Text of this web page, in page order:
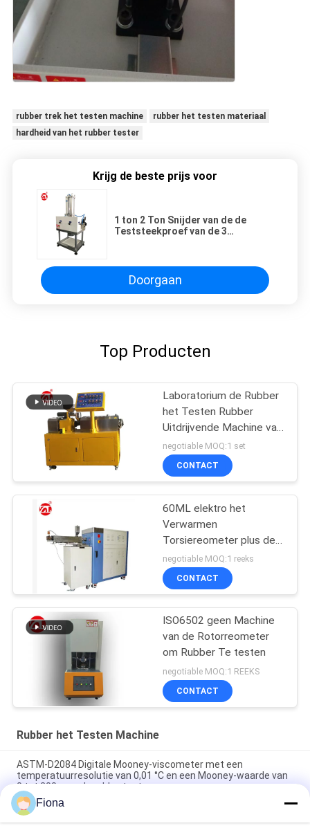
rubber trek het testen machine
rubber het testen materiaal
hardheid van het rubber tester
Krijg de beste prijs voor
1 ton 2 Ton Snijder van de de
Teststeekproef van de 3
Machine maken
Doorgaan
Top Producten
Laboratorium de Rubber
het Testen Rubber
Uitdrijvende Machine van
de Machine
Tweelingschroef voor
pvc-de PA van PC
negotiable MOQ:1 set
CONTACT
60ML elektro het
Verwarmen
Torsiereometer plus de
Waaier 0-300Nm van de
Mixertorsie
negotiable MOQ:1 reeks
CONTACT
ISO6502 geen Machine
van de Rotorreometer
om Rubber Te testen
negotiable MOQ:1 REEKS
CONTACT
Rubber het Testen Machine
ASTM-D2084 Digitale Mooney-viscometer met een
temperatuurresolutie van 0,01 °C en een Mooney-waarde van
0 tot 200 voor de rubbertest
Het laboratorium gebruikte Enige de Reometer van de
Spaandercontrole Rubber het Testen Machine zonder Rotor
Fiona